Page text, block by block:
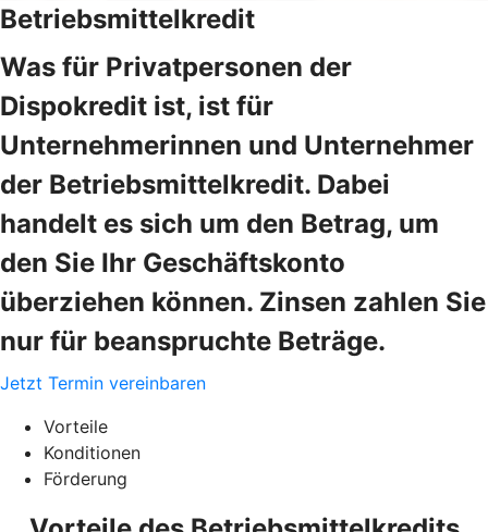
Betriebsmittelkredit
Was für Privatpersonen der
Dispokredit ist, ist für
Unternehmerinnen und Unternehmer
der Betriebsmittelkredit. Dabei
handelt es sich um den Betrag, um
den Sie Ihr Geschäftskonto
überziehen können. Zinsen zahlen Sie
nur für beanspruchte Beträge.
Jetzt Termin vereinbaren
Vorteile
Konditionen
Förderung